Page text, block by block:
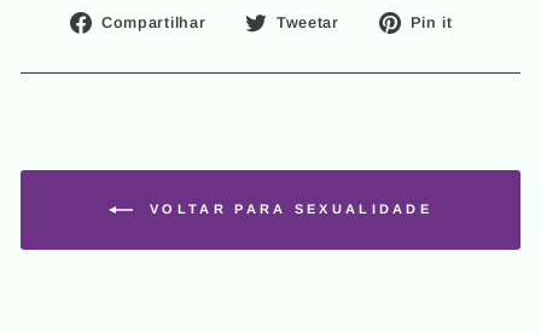
Compartilhar
Compartilhe
Facebook
Tweetar
Tuite
Twitter
Pin it
VOLTAR PARA SEXUALIDADE